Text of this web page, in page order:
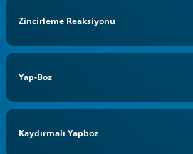
Zincirleme Reaksiyonu
Yap-Boz
Kaydırmalı Yapboz